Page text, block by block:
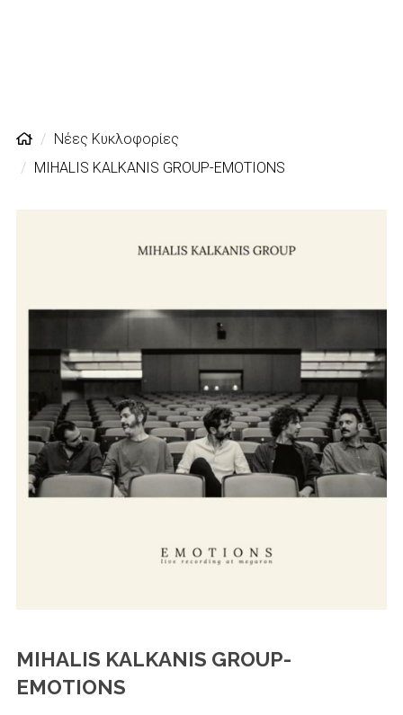
Νέες Κυκλοφορίες
MIHALIS KALKANIS GROUP-EMOTIONS
MIHALIS KALKANIS GROUP-
EMOTIONS